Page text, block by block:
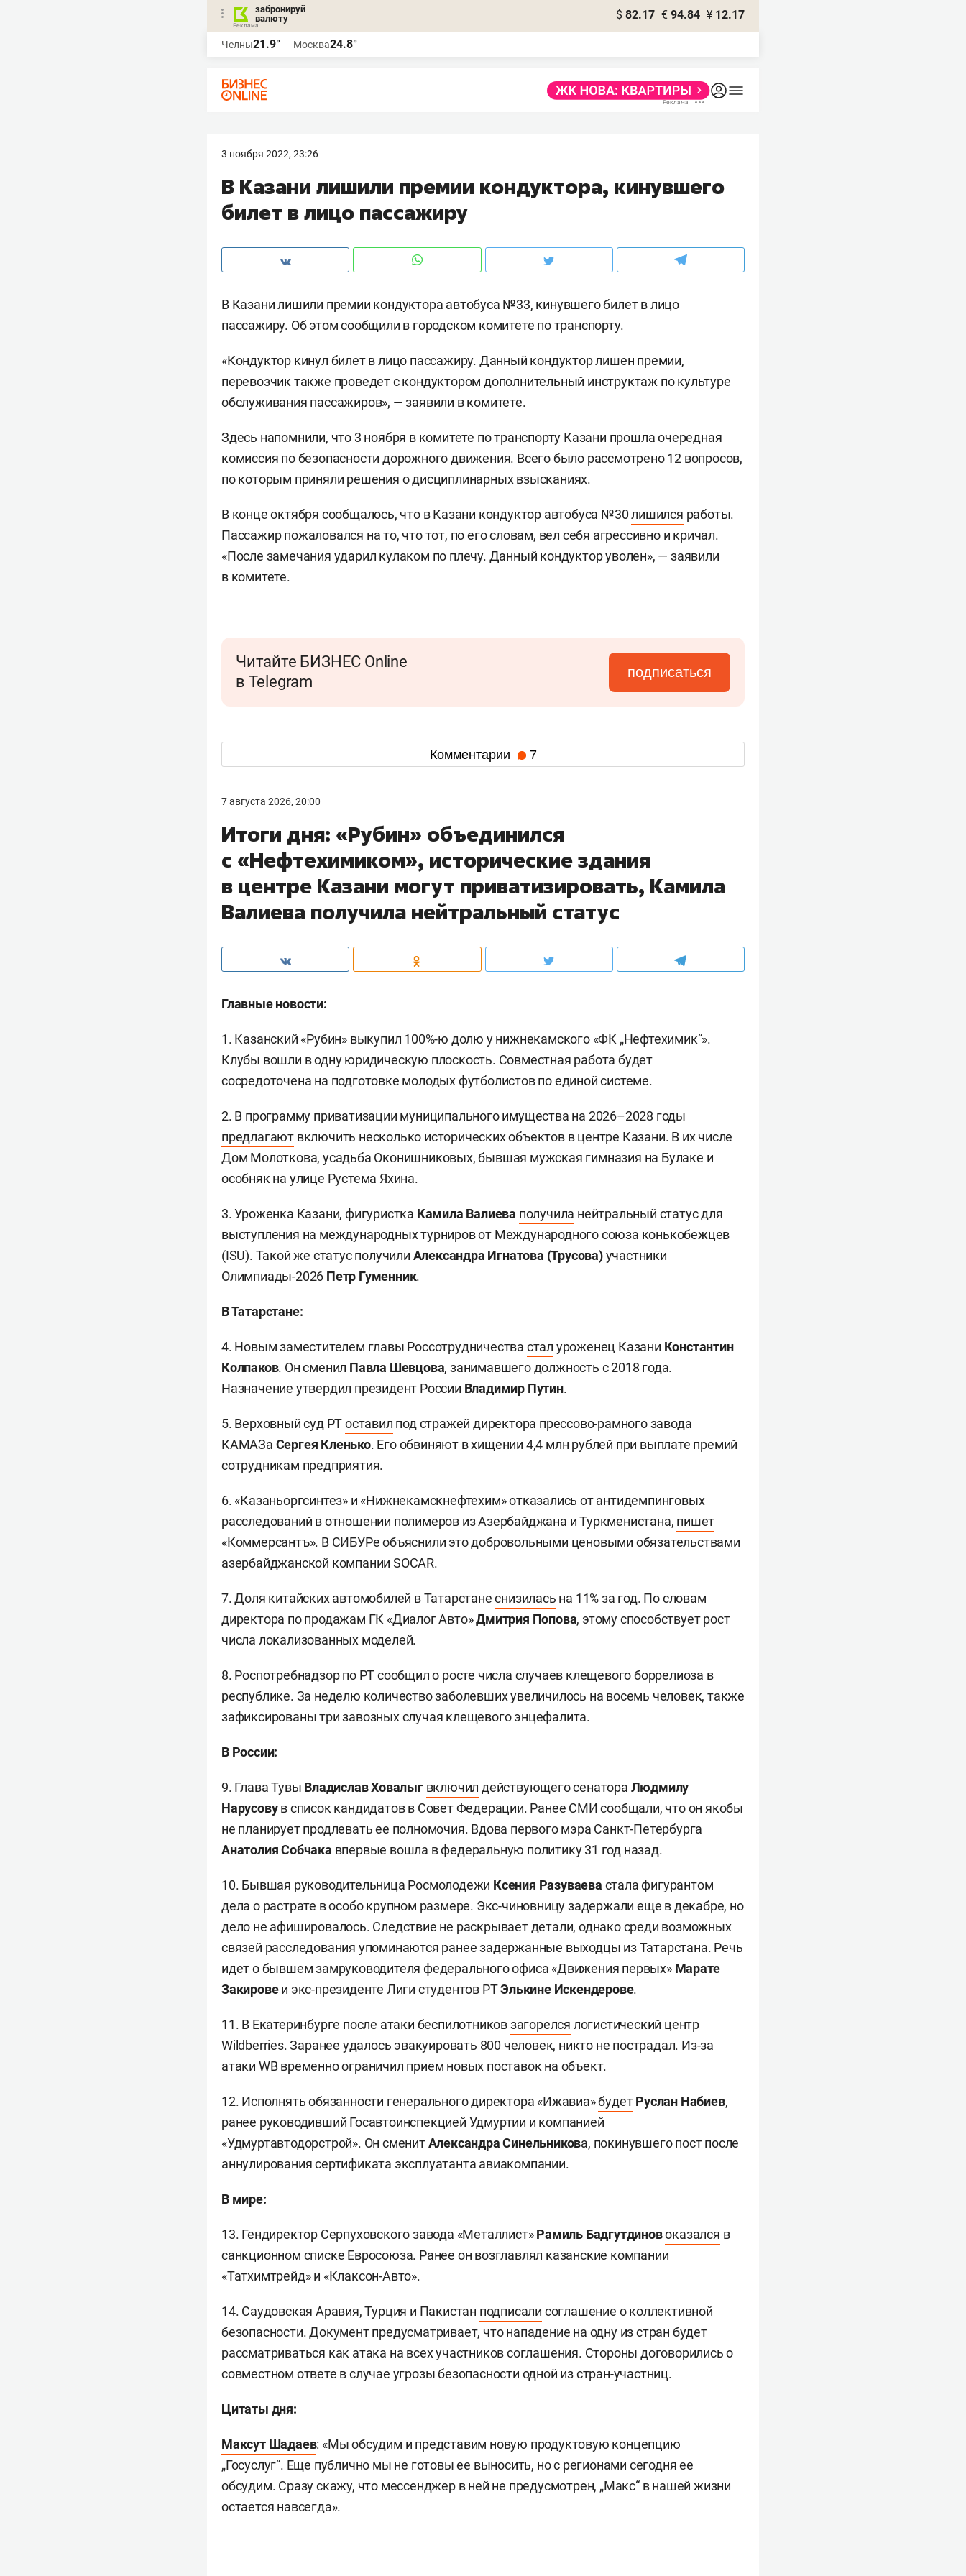
забронируй
валюту
$ 82.17 € 94.84 ¥ 12.17
Челны21.9° Москва24.8°
3 ноября 2022, 23:26
В Казани лишили премии кондуктора, кинувшего
билет в лицо пассажиру
В Казани лишили премии кондуктора автобуса №33, кинувшего билет в лицо
пассажиру. Об этом сообщили в городском комитете по транспорту.
«Кондуктор кинул билет в лицо пассажиру. Данный кондуктор лишен премии,
перевозчик также проведет с кондуктором дополнительный инструктаж по культуре
обслуживания пассажиров», — заявили в комитете.
Здесь напомнили, что 3 ноября в комитете по транспорту Казани прошла очередная
комиссия по безопасности дорожного движения. Всего было рассмотрено 12 вопросов,
по которым приняли решения о дисциплинарных взысканиях.
В конце октября сообщалось, что в Казани кондуктор автобуса №30лишился работы.
Пассажир пожаловался на то, что тот, по его словам, вел себя агрессивно и кричал.
«После замечания ударил кулаком по плечу. Данный кондуктор уволен», — заявили
в комитете.
Читайте БИЗНЕС Online
в Telegram
подписаться
Комментарии 7
7 августа 2026, 20:00
Итоги дня: «Рубин» объединился
с «Нефтехимиком», исторические здания
в центре Казани могут приватизировать, Камила
Валиева получила нейтральный статус
Главные новости:
1. Казанский «Рубин» выкупил 100%-ю долю у нижнекамского «ФК „Нефтехимик“».
Клубы вошли в одну юридическую плоскость. Совместная работа будет
сосредоточена на подготовке молодых футболистов по единой системе.
2. В программу приватизации муниципального имущества на 2026–2028 годы
предлагают включить несколько исторических объектов в центре Казани. В их числе
Дом Молоткова, усадьба Оконишниковых, бывшая мужская гимназия на Булаке и
особняк на улице Рустема Яхина.
3. Уроженка Казани, фигуристка Камила Валиева получила нейтральный статус для
выступления на международных турниров от Международного союза конькобежцев
(ISU). Такой же статус получили Александра Игнатова (Трусова)участники
Олимпиады-2026 Петр Гуменник.
В Татарстане:
4. Новым заместителем главы Россотрудничества стал уроженец Казани Константин
Колпаков. Он сменил Павла Шевцова, занимавшего должность с 2018 года.
Назначение утвердил президент России Владимир Путин.
5. Верховный суд РТоставил под стражей директора прессово-рамного завода
КАМАЗа Сергея Кленько. Его обвиняют в хищении 4,4 млн рублей при выплате премий
сотрудникам предприятия.
6. «Казаньоргсинтез» и «Нижнекамскнефтехим» отказались от антидемпинговых
расследований в отношении полимеров из Азербайджана и Туркменистана, пишет
«Коммерсантъ». В СИБУРе объяснили это добровольными ценовыми обязательствами
азербайджанской компании SOCAR.
7. Доля китайских автомобилей в Татарстанеснизилась на 11% за год. По словам
директора по продажам ГК «Диалог Авто»Дмитрия Попова, этому способствует рост
числа локализованных моделей.
8. Роспотребнадзор по РТсообщило росте числа случаев клещевого боррелиоза в
республике. За неделю количество заболевших увеличилось на восемь человек, также
зафиксированы три завозных случая клещевого энцефалита.
В России:
9. Глава Тувы Владислав Ховалыг включил действующего сенатора Людмилу
Нарусовув список кандидатов в Совет Федерации. Ранее СМИ сообщали, что он якобы
не планирует продлевать ее полномочия. Вдова первого мэра Санкт-Петербурга
Анатолия Собчака впервые вошла в федеральную политику 31 год назад.
10. Бывшая руководительница Росмолодежи Ксения Разуваева стала фигурантом
дела о растрате в особо крупном размере. Экс-чиновницу задержали еще в декабре, но
дело не афишировалось. Следствие не раскрывает детали, однако среди возможных
связей расследования упоминаются ранее задержанные выходцы из Татарстана. Речь
идет о бывшем замруководителя федерального офиса «Движения первых» Марате
Закировеи экс-президенте Лиги студентов РТЭлькине Искендерове.
11. В Екатеринбурге после атаки беспилотниковзагорелся логистический центр
Wildberries. Заранее удалось эвакуировать 800 человек, никто не пострадал. Из-за
атаки WB временно ограничил прием новых поставок на объект.
12. Исполнять обязанности генерального директора «Ижавиа»будет Руслан Набиев,
ранее руководивший Госавтоинспекцией Удмуртии и компанией
«Удмуртавтодорстрой». Он сменитАлександра Синельникова, покинувшего пост после
аннулирования сертификата эксплуатанта авиакомпании.
В мире:
13. Гендиректор Серпуховского завода «Металлист»Рамиль Бадгутдиновоказался в
санкционном списке Евросоюза. Ранее он возглавлял казанские компании
«Татхимтрейд» и «Клаксон-Авто».
14. Саудовская Аравия, Турция и Пакистан подписали соглашение о коллективной
безопасности. Документ предусматривает, что нападение на одну из стран будет
рассматриваться как атака на всех участников соглашения. Стороны договорились о
совместном ответе в случае угрозы безопасности одной из стран-участниц.
Цитаты дня:
Максут Шадаев: «Мы обсудим и представим новую продуктовую концепцию
„Госуслуг“. Еще публично мы не готовы ее выносить, но с регионами сегодня ее
обсудим. Сразу скажу, что мессенджер в ней не предусмотрен, „Макс“ в нашей жизни
остается навсегда».